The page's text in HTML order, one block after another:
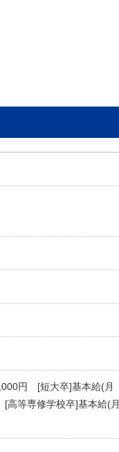
円 [短大卒]基本給(月
等専修学校卒]基本給(月